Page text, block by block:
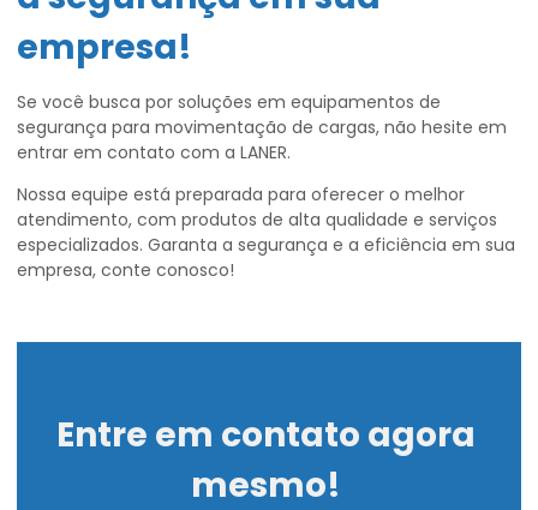
empresa!
Se você busca por soluções em equipamentos de
segurança para movimentação de cargas, não hesite em
entrar em contato com a LANER.
Nossa equipe está preparada para oferecer o melhor
atendimento, com produtos de alta qualidade e serviços
especializados. Garanta a segurança e a eficiência em sua
empresa, conte conosco!
Entre em contato agora
mesmo!